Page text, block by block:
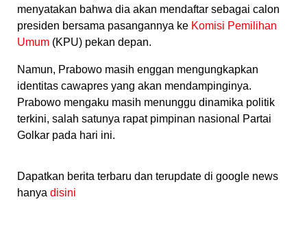
menyatakan bahwa dia akan mendaftar sebagai calon
presiden bersama pasangannya ke Komisi Pemilihan
Umum (KPU) pekan depan.
Namun, Prabowo masih enggan mengungkapkan
identitas cawapres yang akan mendampinginya.
Prabowo mengaku masih menunggu dinamika politik
terkini, salah satunya rapat pimpinan nasional Partai
Golkar pada hari ini.
Dapatkan berita terbaru dan terupdate di google news
hanya disini